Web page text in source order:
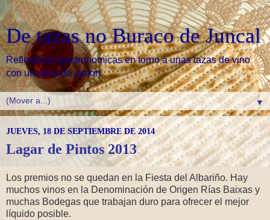
De tazas no Buraco de Juncal
Reflexiones gastronomicas en torno a unas tazas de vino
con un poco de jamón.
▼
JUEVES, 18 DE SEPTIEMBRE DE 2014
Lagar de Pintos 2013
Los premios no se quedan en la Fiesta del Albariño. Hay
muchos vinos en la Denominación de Origen Rías Baixas y
muchas Bodegas que trabajan duro para ofrecer el mejor
líquido posible.